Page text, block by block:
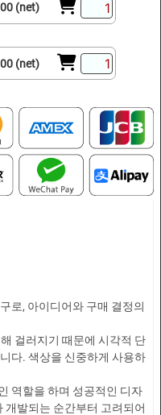
(net)
(net)
로, 아이디어와 구매 결정의
걸러지기 때문에 시각적 단
다. 색상을 신중하게 사용하
역할을 하며 성공적인 디자
개발되는 순간부터 고려되어